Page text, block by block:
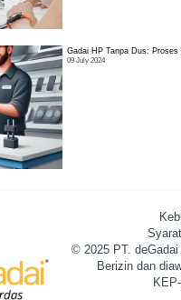
Gadai HP Tanpa Dus: Proses
09 July 2024
© 2025 PT.
Berizin dan